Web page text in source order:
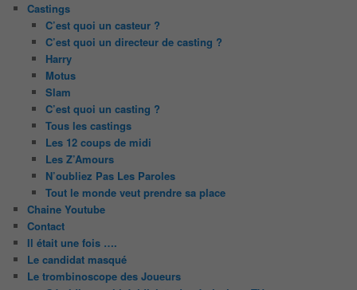
Castings
C’est quoi un casteur ?
C’est quoi un directeur de casting ?
Harry
Motus
Slam
C’est quoi un casting ?
Tous les castings
Les 12 coups de midi
Les Z’Amours
N’oubliez Pas Les Paroles
Tout le monde veut prendre sa place
Chaine Youtube
Contact
Il était une fois ….
Le candidat masqué
Le trombinoscope des Joueurs